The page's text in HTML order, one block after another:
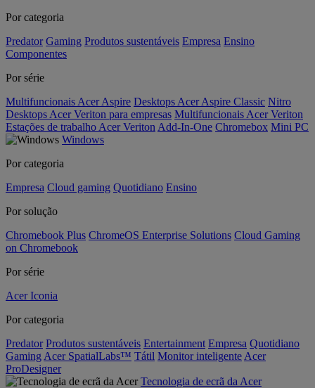
Por categoria
Predator Gaming Produtos sustentáveis Empresa Ensino
Componentes
Por série
Multifuncionais Acer Aspire Desktops Acer Aspire Classic Nitro
Desktops Acer Veriton para empresas Multifuncionais Acer Veriton
Estações de trabalho Acer Veriton Add-In-One Chromebox Mini PC
Windows
Por categoria
Empresa Cloud gaming Quotidiano Ensino
Por solução
Chromebook Plus ChromeOS Enterprise Solutions Cloud Gaming
on Chromebook
Por série
Acer Iconia
Por categoria
Predator Produtos sustentáveis Entertainment Empresa Quotidiano
Gaming Acer SpatialLabs™ Tátil Monitor inteligente Acer
ProDesigner
Tecnologia de ecrã da Acer